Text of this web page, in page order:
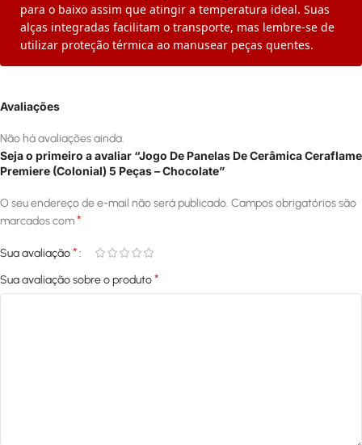
para o baixo assim que atingir a temperatura ideal. Suas
alças integradas facilitam o transporte, mas lembre-se de
utilizar proteção térmica ao manusear peças quentes.
Avaliações
Não há avaliações ainda.
Seja o primeiro a avaliar “Jogo De Panelas De Cerâmica Ceraflame
Premiere (Colonial) 5 Peças – Chocolate”
O seu endereço de e-mail não será publicado. Campos obrigatórios são
marcados com*
Sua avaliação*
Sua avaliação sobre o produto*